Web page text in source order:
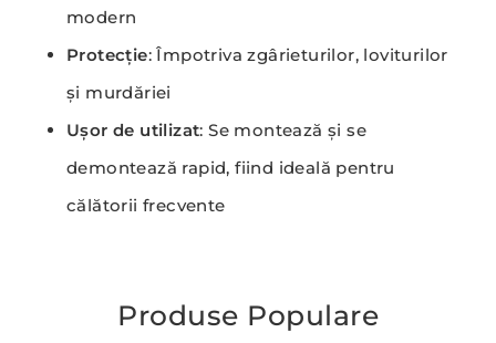
modern
Protecție: Împotriva zgârieturilor, loviturilor
și murdăriei
Ușor de utilizat: Se montează și se
demontează rapid, fiind ideală pentru
călătorii frecvente
Produse Populare